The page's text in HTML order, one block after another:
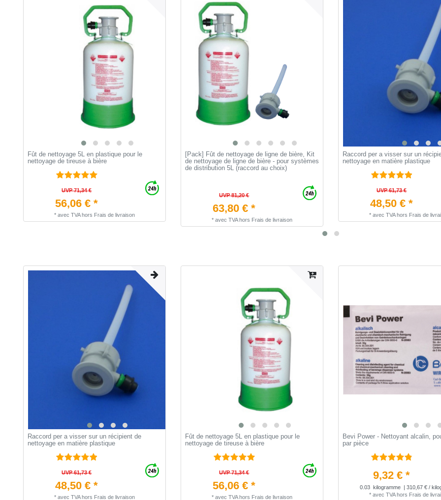
Fût de nettoyage 5L en plastique pour le
nettoyage de tireuse à bière
UVP 71,34 €
56,06 € *
* avec TVAhors Frais de livraison
[Pack] Fût de nettoyage de ligne de bière, Kit
de nettoyage de ligne de bière - pour systèmes
de distribution 5L (raccord au choix)
UVP 81,20 €
63,80 € *
* avec TVAhors Frais de livraison
Raccord per a visser sur un
nettoyage en matière plastique
UVP 61,73 €
48,50 € *
* avec TVAhors Frais de
Raccord per a visser sur un récipient de
nettoyage en matière plastique
UVP 61,73 €
48,50 € *
* avec TVAhors Frais de livraison
Fût de nettoyage 5L en plastique pour le
nettoyage de tireuse à bière
UVP 71,34 €
56,06 € *
* avec TVAhors Frais de livraison
Bevi Power - Nettoyant alcalin,
par pièce
9,32 € *
0.03 kilogramme
| 310,67 € /
* avec TVAhors Frais de